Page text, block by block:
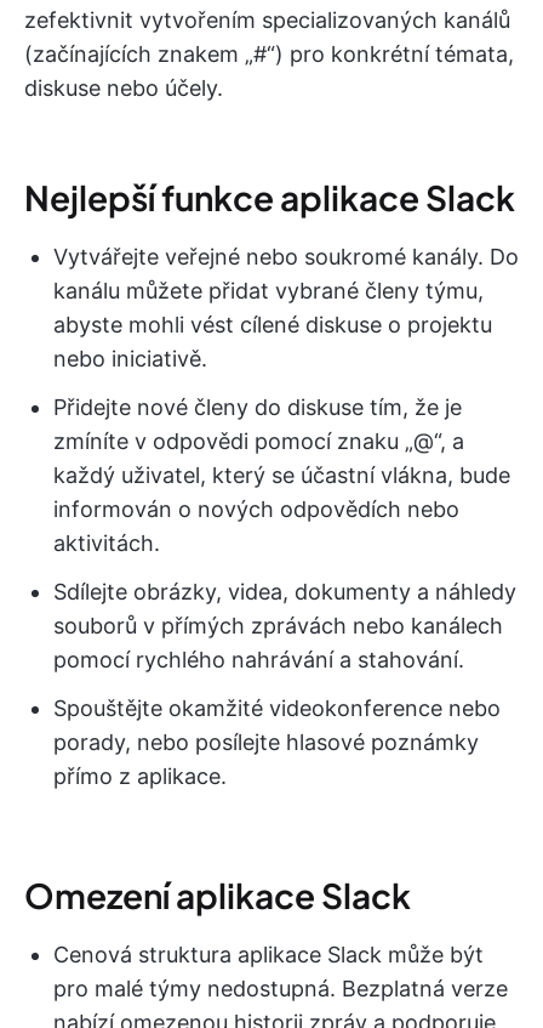
zefektivnit vytvořením specializovaných kanálů
(začínajících znakem „#“) pro konkrétní témata,
diskuse nebo účely.
Nejlepší funkce aplikace Slack
Vytvářejte veřejné nebo soukromé kanály. Do
kanálu můžete přidat vybrané členy týmu,
abyste mohli vést cílené diskuse o projektu
nebo iniciativě.
Přidejte nové členy do diskuse tím, že je
zmíníte v odpovědi pomocí znaku „@“, a
každý uživatel, který se účastní vlákna, bude
informován o nových odpovědích nebo
aktivitách.
Sdílejte obrázky, videa, dokumenty a náhledy
souborů v přímých zprávách nebo kanálech
pomocí rychlého nahrávání a stahování.
Spouštějte okamžité videokonference nebo
porady, nebo posílejte hlasové poznámky
přímo z aplikace.
Omezení aplikace Slack
Cenová struktura aplikace Slack může být
pro malé týmy nedostupná. Bezplatná verze
nabízí omezenou historii zpráv a podporuje